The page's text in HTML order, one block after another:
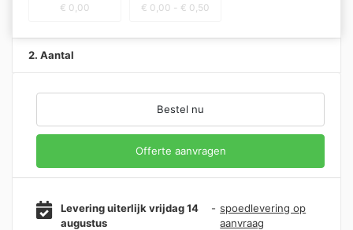
€ 0,00
€ 0,00 - € 0,50
2. Aantal
Bestel nu
Offerte aanvragen
Levering uiterlijk vrijdag 14
augustus
- spoedlevering op
aanvraag